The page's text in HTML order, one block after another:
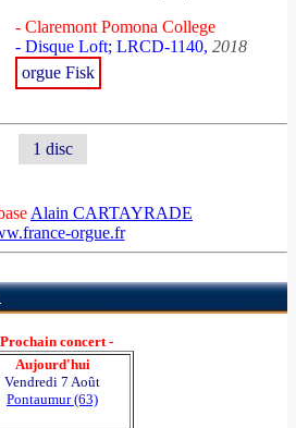
- Claremont Pomona College
- Disque Loft; LRCD-1140, 2018
orgue Fisk
1 disc
Alain CARTAYRADE
orgue.fr
concert -
Aujourd'hui
Vendredi 7 Août
Pontaumur (63)